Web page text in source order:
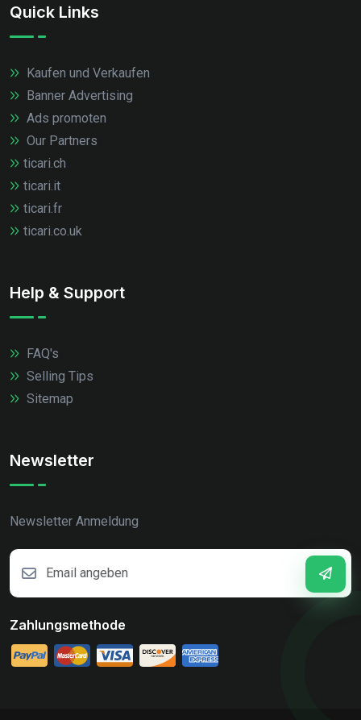
Quick Links
Kaufen und Verkaufen
Banner Advertising
Ads promoten
Our Partners
ticari.ch
ticari.it
ticari.fr
ticari.co.uk
Help & Support
FAQ's
Selling Tips
Sitemap
Newsletter
Newsletter Anmeldung
Zahlungsmethode